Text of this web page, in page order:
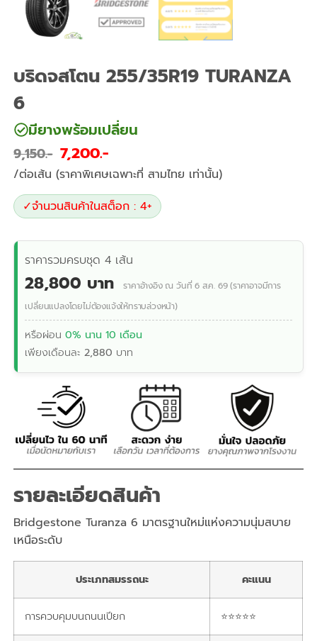
บริดจสโตน 255/35R19 TURANZA
6
มียางพร้อมเปลี่ยน
9,150 7,200
/ต่อเส้น (ราคาพิเศษเฉพาะที่ สามไทย เท่านั้น)
✓จำนวนสินค้าในสต็อก : 4+
ราคารวมครบชุด 4 เส้น
28,800 บาท
ราคาอ้างอิง ณ วันที่ 6 ส.ค. 69 (ราคาอาจมีการ
เปลี่ยนแปลงโดยไม่ต้องแจ้งให้ทราบล่วงหน้า)
หรือผ่อน0% นาน 10 เดือน
เพียงเดือนละ2,880 บาท
รายละเอียดสินค้า
Bridgestone Turanza 6 มาตรฐานใหม่แห่งความนุ่มสบาย
เหนือระดับ
ประเภทสมรรถนะ คะแนน
การควบคุมบนถนนเปียก ⭐⭐⭐⭐⭐